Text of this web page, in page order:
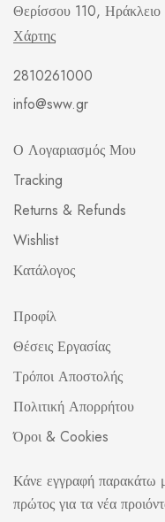
Θερίσσου 110, Ηράκλειο
Χάρτης
2810261000
info@sww.gr
Ο Λογαριασμός Μου
Tracking
Returns & Refunds
Wishlist
Κατάλογος
Προφίλ
Θέσεις Εργασίας
Τρόποι Αποστολής
Πολιτική Απορρήτου
Όροι & Cookies
Κάνε εγγραφή παρακάτω
πρώτος για τα νέα